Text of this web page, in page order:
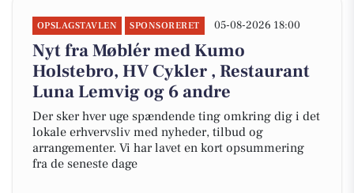
OPSLAGSTAVLEN SPONSORERET 05-08-2026 18:00
Nyt fra Møblér med Kumo
Holstebro, HV Cykler , Restaurant
Luna Lemvig og 6 andre
Der sker hver uge spændende ting omkring dig i det
lokale erhvervsliv med nyheder, tilbud og
arrangementer. Vi har lavet en kort opsummering
fra de seneste dage